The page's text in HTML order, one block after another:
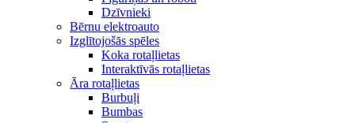
Dzīvnieki
Bērnu elektroauto
Izglītojošās spēles
Koka rotaļlietas
Interaktīvās rotaļlietas
Āra rotaļlietas
Burbuļi
Bumbas